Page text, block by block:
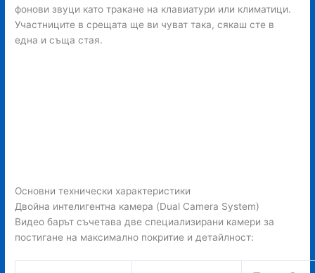
фонови звуци като тракане на клавиатури или климатици.
Участниците в срещата ще ви чуват така, сякаш сте в
една и съща стая.
Основни технически характеристики
Двойна интелигентна камера (Dual Camera System)
Видео барът съчетава две специализирани камери за
постигане на максимално покритие и детайлност: